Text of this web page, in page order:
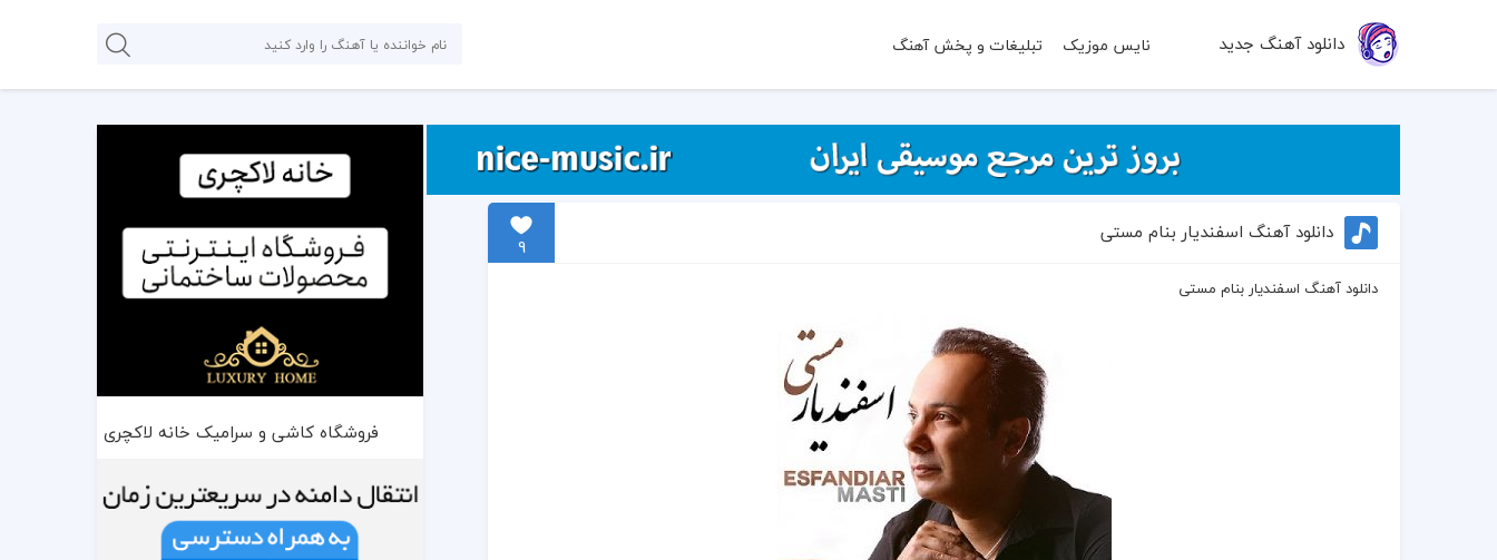
دانلود آهنگ جدید نایس موزیک تبلیغات و پخش آهنگ
دانلود آهنگ اسفندیار بنام مستی
9
دانلود آهنگ اسفندیار بنام مستی
فروشگاه کاشی و سرامیک خانه لاکچری